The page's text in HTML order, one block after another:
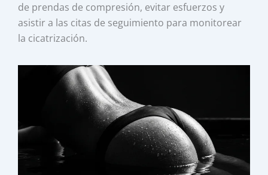
de prendas de compresión, evitar esfuerzos y
asistir a las citas de seguimiento para monitorear
la cicatrización.